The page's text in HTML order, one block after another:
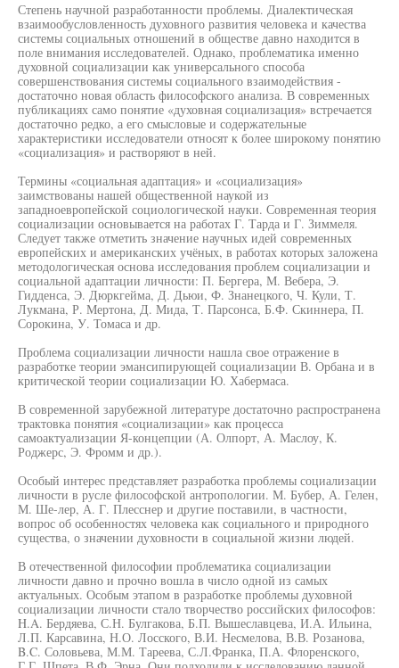
Степень научной разработанности проблемы. Диалектическая
взаимообусловленность духовного развития человека и качества
системы социальных отношений в обществе давно находится в
поле внимания исследователей. Однако, проблематика именно
духовной социализации как универсального способа
совершенствования системы социального взаимодействия -
достаточно новая область философского анализа. В современных
публикациях само понятие «духовная социализация» встречается
достаточно редко, а его смысловые и содержательные
характеристики исследователи относят к более широкому понятию
«социализация» и растворяют в ней.
Термины «социальная адаптация» и «социализация»
заимствованы нашей общественной наукой из
западноевропейской социологической науки. Современная теория
социализации основывается на работах Г. Тарда и Г. Зиммеля.
Следует также отметить значение научных идей современных
европейских и американских учёных, в работах которых заложена
методологическая основа исследования проблем социализации и
социальной адаптации личности: П. Бергера, М. Вебера, Э.
Гидденса, Э. Дюркгейма, Д. Дьюи, Ф. Знанецкого, Ч. Кули, Т.
Лукмана, Р. Мертона, Д. Мида, Т. Парсонса, Б.Ф. Скиннера, П.
Сорокина, У. Томаса и др.
Проблема социализации личности нашла свое отражение в
разработке теории эмансипирующей социализации В. Орбана и в
критической теории социализации Ю. Хабермаса.
В современной зарубежной литературе достаточно распространена
трактовка понятия «социализации» как процесса
самоактуализации Я-концепции (А. Олпорт, А. Маслоу, К.
Роджерс, Э. Фромм и др.).
Особый интерес представляет разработка проблемы социализации
личности в русле философской антропологии. М. Бубер, А. Гелен,
М. Ше-лер, А. Г. Плесснер и другие поставили, в частности,
вопрос об особенностях человека как социального и природного
существа, о значении духовности в социальной жизни людей.
В отечественной философии проблематика социализации
личности давно и прочно вошла в число одной из самых
актуальных. Особым этапом в разработке проблемы духовной
социализации личности стало творчество российских философов:
H.A. Бердяева, С.Н. Булгакова, Б.П. Вышеславцева, И.А. Ильина,
Л.П. Карсавина, Н.О. Лосского, В.И. Несмелова, В.В. Розанова,
B.C. Соловьева, М.М. Тареева, С.Л.Франка, П.А. Флоренского,